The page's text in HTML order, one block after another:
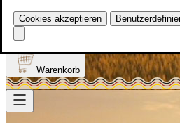
Cookies akzeptieren
0
Warenkorb